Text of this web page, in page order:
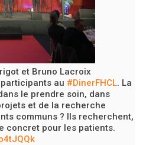
et Bruno Lacroix
au #DinerFHCL. La
le prendre soin, dans
et de la recherche
communs ? Ils recherchent,
concret pour les patients.